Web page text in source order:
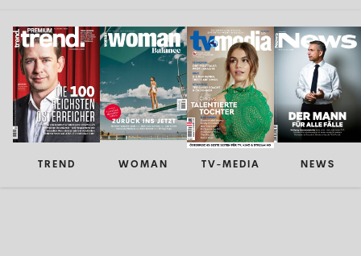
TREND WOMAN TV-MEDIA NEWS